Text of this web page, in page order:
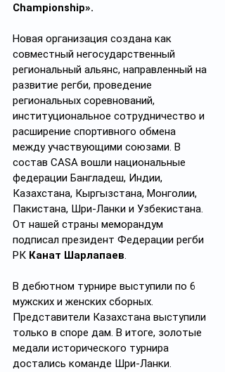
Championship».
Новая организация создана как
совместный негосударственный
региональный альянс, направленный на
развитие регби, проведение
региональных соревнований,
институциональное сотрудничество и
расширение спортивного обмена
между участвующими союзами. В
состав CASA вошли национальные
федерации Бангладеш, Индии,
Казахстана, Кыргызстана, Монголии,
Пакистана, Шри-Ланки и Узбекистана.
От нашей страны меморандум
подписал президент Федерации регби
РК Канат Шарлапаев.
В дебютном турнире выступили по 6
мужских и женских сборных.
Представители Казахстана выступили
только в споре дам. В итоге, золотые
медали исторического турнира
достались команде Шри-Ланки.